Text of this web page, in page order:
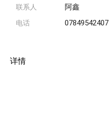
联系人 阿鑫
电话 07849542407
详情